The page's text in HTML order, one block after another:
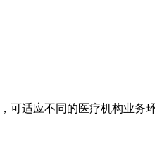
可适应不同的医疗机构业务环